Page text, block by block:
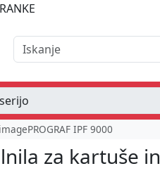
Iskanje
IPF 9000
za kartuše in